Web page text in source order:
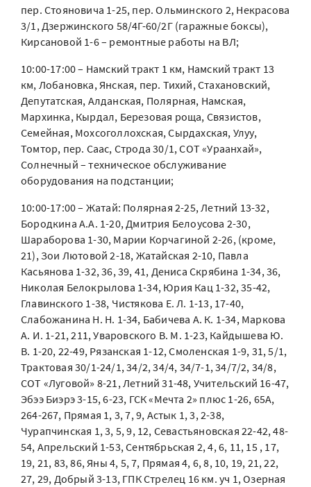
пер. Стояновича 1-25, пер. Ольминского 2, Некрасова
3/1, Дзержинского 58/4Г-60/2Г (гаражные боксы),
Кирсановой 1-6 – ремонтные работы на ВЛ;
10:00-17:00 – Намский тракт 1 км, Намский тракт 13
км, Лобановка, Янская, пер. Тихий, Стахановский,
Депутатская, Алданская, Полярная, Намская,
Мархинка, Кырдал, Березовая роща, Связистов,
Семейная, Мохсоголлохская, Сырдахская, Улуу,
Томтор, пер. Саас, Строда 30/1, СОТ «Ураанхай»,
Солнечный – техническое обслуживание
оборудования на подстанции;
10:00-17:00 – Жатай: Полярная 2-25, Летний 13-32,
Бородкина А.А. 1-20, Дмитрия Белоусова 2-30,
Шараборова 1-30, Марии Корчагиной 2-26, (кроме,
21), Зои Лютовой 2-18, Жатайская 2-10, Павла
Касьянова 1-32, 36, 39, 41, Дениса Скрябина 1-34, 36,
Николая Белокрылова 1-34, Юрия Кац 1-32, 35-42,
Главинского 1-38, Чистякова Е. Л. 1-13, 17-40,
Слабожанина Н. Н. 1-34, Бабичева А. К. 1-34, Маркова
А. И. 1-21, 211, Уваровского В. М. 1-23, Кайдышева Ю.
В. 1-20, 22-49, Рязанская 1-12, Смоленская 1-9, 31, 5/1,
Трактовая 30/1-24/1, 34/2, 34/4, 34/7-1, 34/7/2, 34/8,
СОТ «Луговой» 8-21, Летний 31-48, Учительский 16-47,
Эбээ Биэрэ 3-15, 6-23, ГСК «Мечта 2» плюс 1-26, 65А,
264-267, Прямая 1, 3, 7, 9, Астык 1, 3, 2-38,
Чурапчинская 1, 3, 5, 9, 12, Севастьяновская 22-42, 48-
54, Апрельский 1-53, Сентябрьская 2, 4, 6, 11, 15 , 17,
19, 21, 83, 86, Яны 4, 5, 7, Прямая 4, 6, 8, 10, 19, 21, 22,
27, 29, Добрый 3-13, ГПК Стрелец 16 км. уч 1, Озерная